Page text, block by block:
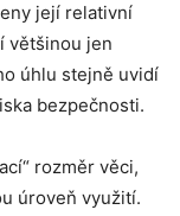
její relativní
většinou jen
úhlu stejně uvidí
bezpečnosti.
rozměr věci,
úroveň využití.